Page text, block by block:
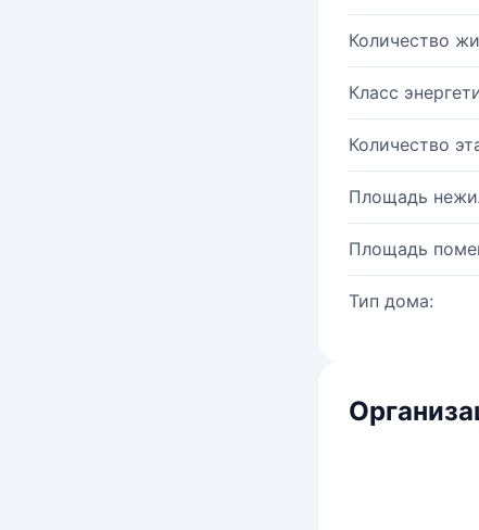
Количество
Класс
Количество
Площадь
Площадь
Тип дома: